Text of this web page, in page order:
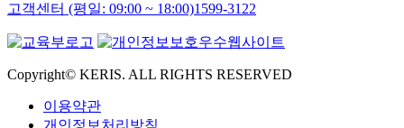
고객센터 (평일: 09:00 ~ 18:00)1599-3122
Copyright© KERIS. ALL RIGHTS RESERVED
이용약관